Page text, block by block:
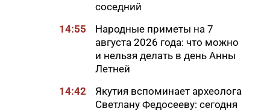
соседний
14:55
Народные приметы на 7
августа 2026 года: что можно
и нельзя делать в день Анны
Летней
14:42
Якутия вспоминает археолога
Светлану Федосееву: сегодня